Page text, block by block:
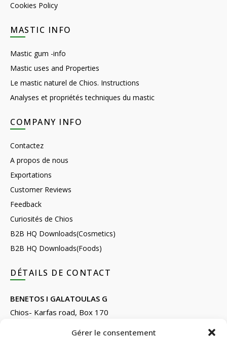
Gérer le consentement
Cookies Policy
MASTIC INFO
Mastic gum -info
Mastic uses and Properties
Le mastic naturel de Chios. Instructions
Analyses et propriétés techniques du mastic
COMPANY INFO
Contactez
A propos de nous
Exportations
Customer Reviews
Feedback
Curiosités de Chios
B2B HQ Downloads(Cosmetics)
B2B HQ Downloads(Foods)
DÉTAILS DE CONTACT
BENETOS I GALATOULAS G
Chios- Karfas road, Box 170
Phone: +30 22710 22666